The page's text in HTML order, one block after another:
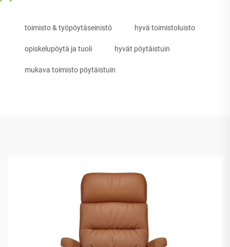
toimisto & työpöytäseinistö hyvä toimistoluisto
opiskelupöytä ja tuoli hyvät pöytäistuin
mukava toimisto pöytäistuin